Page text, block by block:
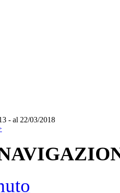
- al 22/03/2018